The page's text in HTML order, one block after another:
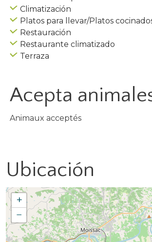
Climatización
Platos para llevar/Platos
Restauración
Restaurante climatizado
Terraza
Acepta
Animaux acceptés
Ubicación
+
−